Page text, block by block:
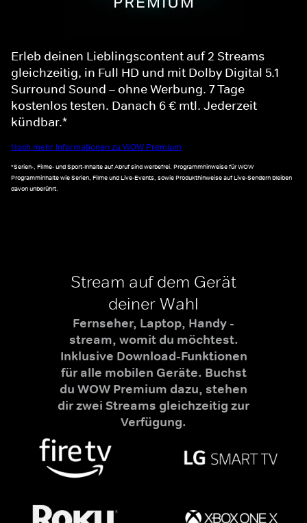
Erleb deinen Lieblingscontent auf 2 Streams
gleichzeitig, in Full HD und mit Dolby Digital 5.1
Surround Sound – ohne Werbung. 7 Tage
kostenlos testen. Danach 6 € mtl. Jederzeit
kündbar.*
Noch mehr Informationen zu WOW Premium
*Serien-, Filme- und Sport-Inhalte auf Abruf sind werbefrei. Programmhinweise für WOW
Programminhalte wie Serien, Filme und Live-Events, sowie Produkthinweise auf Live-Sendern bleiben
davon unberührt.
Stream auf dem Gerät
deiner Wahl
Fernseher, Laptop, Handy -
stream, womit du möchtest.
Inklusive Download-Funktionen
für alle mobilen Geräte. Buchst
du WOW Premium dazu, stehen
dir zwei Streams gleichzeitig zur
Verfügung.